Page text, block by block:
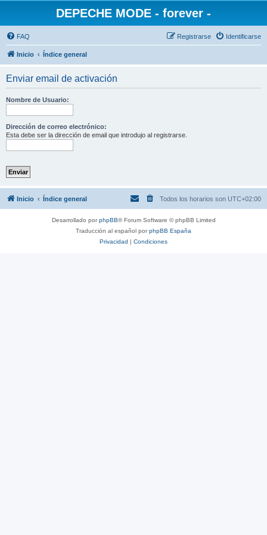
DEPECHE MODE - forever -
FAQ Identificarse
Registrarse
Inicio Índice general
Enviar email de activación
Nombre de Usuario:
Dirección de correo electrónico:
Esta debe ser la dirección de email que introdujo al registrarse.
Inicio Índice general Todos los horarios son UTC+02:00
Desarrollado porphpBB® Forum Software © phpBB Limited
Traducción al español porphpBB España
Privacidad | Condiciones